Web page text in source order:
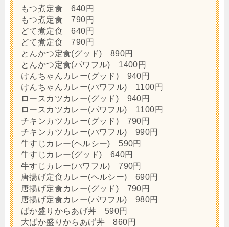
もつ煮定食 640円
もつ煮定食 790円
どて煮定食 640円
どて煮定食 790円
とんかつ定食(グッド) 890円
とんかつ定食(パワフル) 1400円
けんちゃんカレー(グッド) 940円
けんちゃんカレー(パワフル) 1100円
ロースカツカレー(グッド) 940円
ロースカツカレー(パワフル) 1100円
チキンカツカレー(グッド) 790円
チキンカツカレー(パワフル) 990円
牛すじカレー(ヘルシー) 590円
牛すじカレー(グッド) 640円
牛すじカレー(パワフル) 790円
唐揚げ定食カレー(ヘルシー) 690円
唐揚げ定食カレー(グッド) 790円
唐揚げ定食カレー(パワフル) 980円
ばか盛りからあげ丼 590円
大ばか盛りからあげ丼 860円